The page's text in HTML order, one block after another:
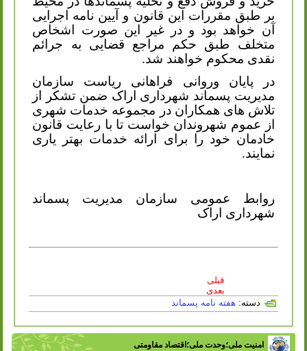
بر طبق مقررات این قانون و آیین نامه اجرایی
آن خواهد بود و در غیر این صورت اشخاص
متخلف طبق حکم مراجع قضایی به جرائم
نقدی محکوم خواهند شد.
در پایان وروانی فراهانی ریاست سازمان
مدیریت پسماند شهرداری اراک ضمن تشکر از
تلاش های همکاران در مجموعه خدمات شهری
از عموم شهروندان خواست تا با رعایت قانون
خادمان خود را برای ارائه خدمات بهتر یاری
نمایند.
روابط عمومی سازمان مدیریت پسماند
شهرداری اراک
قبلی
بعدی
دسته: هفته نامه پسماند
امنیت ملی؛وحدت ملی؛اقتصاد مقاومتی